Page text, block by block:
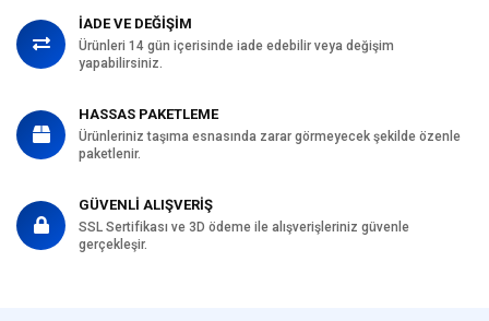
İADE VE DEĞİŞİM
Ürünleri 14 gün içerisinde iade edebilir veya değişim
yapabilirsiniz.
HASSAS PAKETLEME
Ürünleriniz taşıma esnasında zarar görmeyecek şekilde özenle
paketlenir.
GÜVENLİ ALIŞVERİŞ
SSL Sertifikası ve 3D ödeme ile alışverişleriniz güvenle
gerçekleşir.